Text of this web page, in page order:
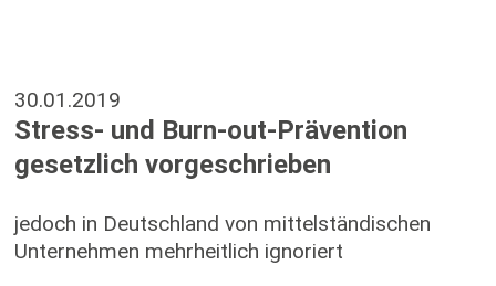
30.01.2019
Stress- und Burn-out-Prävention
gesetzlich vorgeschrieben
jedoch in Deutschland von mittelständischen
Unternehmen mehrheitlich ignoriert